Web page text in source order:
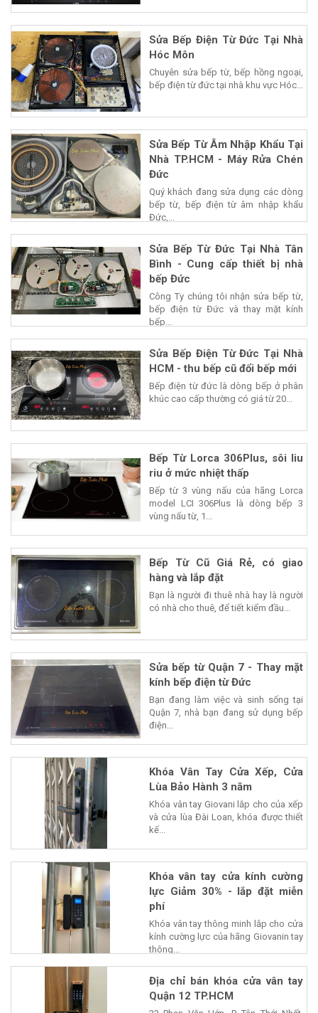
Sửa Bếp Điện Từ Đức Tại Nhà
Hóc Môn
Chuyên sửa bếp từ, bếp hồng ngoại,
bếp điện từ đức tại nhà khu vực Hóc...
Sửa Bếp Từ Âm Nhập Khẩu Tại
Nhà TP.HCM - Máy Rửa Chén
Đức
Quý khách đang sửa dụng các dòng
bếp từ, bếp điện từ âm nhập khẩu
Đức,...
Sửa Bếp Từ Đức Tại Nhà Tân
Bình - Cung cấp thiết bị nhà
bếp Đức
Công Ty chúng tôi nhận sửa bếp từ,
bếp điện từ Đức và thay mặt kính
bếp...
Sửa Bếp Điện Từ Đức Tại Nhà
HCM - thu bếp cũ đổi bếp mới
Bếp điện từ đức là dòng bếp ở phân
khúc cao cấp thường có giá từ 20...
Bếp Từ Lorca 306Plus, sôi liu
riu ở mức nhiệt thấp
Bếp từ 3 vùng nấu của hãng Lorca
model LCI 306Plus là dòng bếp 3
vùng nấu từ, 1...
Bếp Từ Cũ Giá Rẻ, có giao
hàng và lắp đặt
Bạn là người đi thuê nhà hay là người
có nhà cho thuê, để tiết kiểm đầu...
Sửa bếp từ Quận 7 - Thay mặt
kính bếp điện từ Đức
Bạn đang làm việc và sinh sống tại
Quận 7, nhà bạn đang sử dụng bếp
điện...
Khóa Vân Tay Cửa Xếp, Cửa
Lùa Bảo Hành 3 năm
Khóa vân tay Giovani lắp cho của xếp
và cửa lùa Đài Loan, khóa được thiết
kế...
Khóa vân tay cửa kính cường
lực Giảm 30% - lắp đặt miễn
phí
Khóa vân tay thông minh lắp cho cửa
kính cường lực của hãng Giovanin tay
thông...
Địa chỉ bán khóa cửa vân tay
Quận 12 TP.HCM